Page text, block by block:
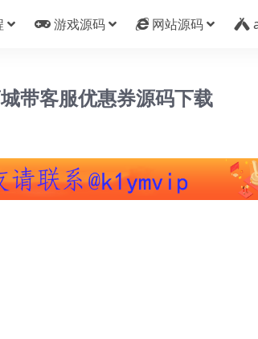
游戏源码 网站源码
带客服优惠券源码下载